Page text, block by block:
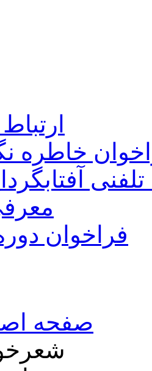
خاطره
تلفنی
فراخوان
صفحه